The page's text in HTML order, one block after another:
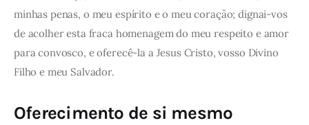
minhas penas, o meu espírito e o meu coração; dignai-vos
de acolher esta fraca homenagem do meu respeito e amor
para convosco, e oferecê-la a Jesus Cristo, vosso Divino
Filho e meu Salvador.
Oferecimento de si mesmo